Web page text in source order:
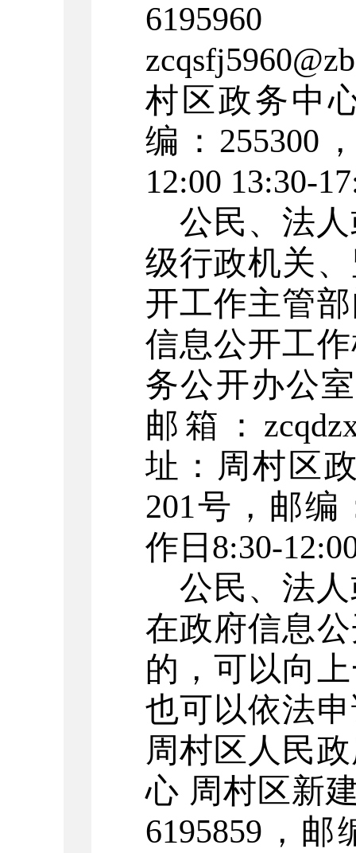
6195960
zcqsfj5960
村区政务中
编： 255300
12:00 13:30-
公民、法
级行政机关
开工作主管
信息公开工
务公开办公
邮箱：
址：周村区
201号，邮编
作日 8:30-
公民、法
在政府信息
的，可以向
也可以依法
周村区人民
心 周村区新
6195859 ，邮